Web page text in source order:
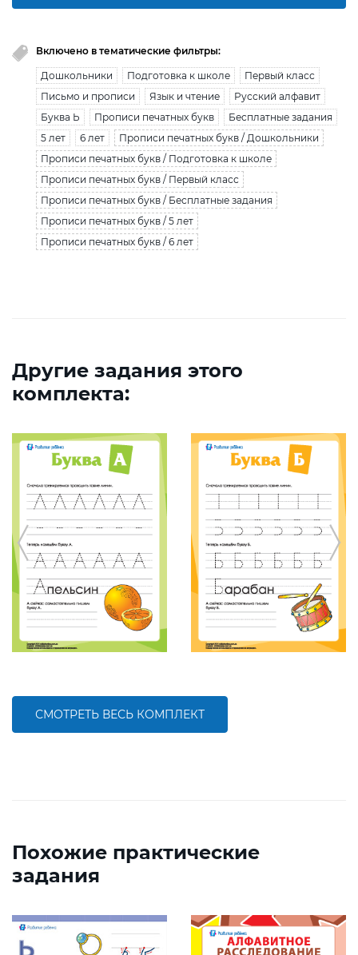
Включено в тематические фильтры:
Дошкольники Подготовка к школе
Первый класс
Письмо и прописи
Язык и чтение
Русский алфавит
Буква Ь
Прописи печатных букв
Бесплатные задания
5 лет
6 лет
Прописи печатных букв / Дошкольники
Прописи печатных букв / Подготовка к школе
Прописи печатных букв / Первый класс
Прописи печатных букв / Бесплатные задания
Прописи печатных букв / 5 лет
Прописи печатных букв / 6 лет
Другие задания этого
комплекта:
СМОТРЕТЬ ВЕСЬ КОМПЛЕКТ
Похожие практические
задания